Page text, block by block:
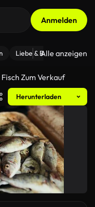
Anmelden
Liebe & Beziehungen
Alle anzeigen
Fisch Zum Verkauf
Herunterladen